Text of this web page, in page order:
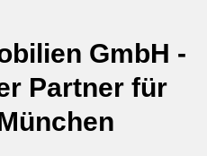
GmbH -
Partner für